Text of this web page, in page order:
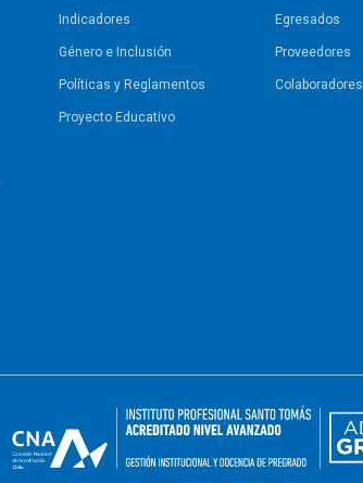
Indicadores
Género e Inclusión
Políticas y Reglamentos​
Proyecto Educativo
Egresados
Proveedores
Colaboradores